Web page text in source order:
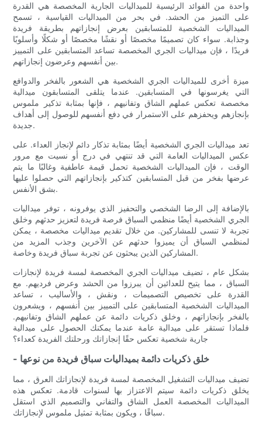
واحدة من الفوائد الرئيسية للميداليات الجارية المخصصة هي القدرة
على التميز من الحشد. في بحر من الميداليات القياسية ، تسمح
الميداليات الشخصية للمتسابقين بعرض إنجازاتهم بطريقة فريدة
وجذابة. سواء كان تصميمًا مخصصًا أو نقشًا مخصصًا أو شكلًا وأسلوبًا
فريدًا ، فإن ميداليات الجري المخصصة تساعد المتسابقين على التمييز
بين أنفسهم وعرضون إنجازاتهم.
ميزة أخرى للميداليات الجري الشخصية هي الشعور بالفخر والدوافع
التي يغرسونها في المتسابقين. عندما يتلقى المتسابقون ميدالية
مخصصة تعكس عملهم الشاق وتفانيهم ، فإنها بمثابة تذكير ملموس
بإنجازهم ويحفزهم على الاستمرار في دفع أنفسهم للوصول إلى أهداف
جديدة.
تعد ميداليات الجري الشخصية أيضًا بمثابة تذكار دائم لإنجاز العداء. على
عكس الميداليات العامة التي قد تنتهي في درج أو نسيت مع مرور
الوقت ، فإن الميداليات الشخصية تحمل قيمة عاطفية وغالبًا ما يتم
عرضها بفخر من قبل المتسابقين كتذكير بإنجازاتهم التي حصلوا عليها
بشق الأنفس.
بالإضافة إلى الرضا الشخصي والتحفيز الذي يوفرونه ، توفر ميداليات
الجري الشخصية أيضًا منظمي السباق فرصة فريدة لتعزيز حدثهم وخلق
تجربة لا تنسى للمشاركين. من خلال تقديم ميداليات مخصصة ، يمكن
لمنظمي السباق أن يميزوا حدثهم عن الآخرين وجذب المزيد من
المشاركين الذين يبحثون عن تجربة سباق فريدة وخاصة.
بشكل عام ، تضيف ميداليات الجري المخصصة لمسة فريدة لإنجازات
السباق ، مما يتيح للعدائين أن يبرزوا من الحشد وعرض فرديهم. مع
القدرة على تخصيص التصميمات ، ونقش ، والأساليب ، تساعد
الميداليات الشخصية المتسابقين على التمييز بين أنفسهم ، ويشعرون
بالفخر بإنجازاتهم ، وخلق ذكريات دائمة عن عملهم الشاق وتفانيهم.
فلماذا تستقر على ميدالية عامة عندما يمكنك الحصول على ميدالية
جارية شخصية تعكس حقًا إنجازاتك ورحلتك الفريدة كعداء؟
- خلق ذكريات دائمة بميداليات سباق فريدة من نوعها
تضيف ميداليات التشغيل المخصصة لمسة فريدة لإنجازاتك العرق ، مما
يخلق ذكريات دائمة سيتم الاعتزاز بها لسنوات قادمة. تعكس هذه
الميداليات المخصصة العمل الشاق والتفاني والتصميم الذي استقل
سباقًا ، ويكون بمثابة تمثيل ملموس لإنجازاتك.